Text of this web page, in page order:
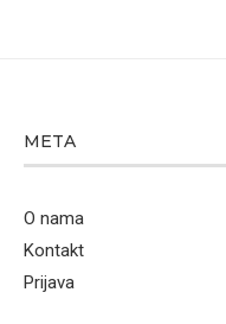
META
O nama
Kontakt
Prijava